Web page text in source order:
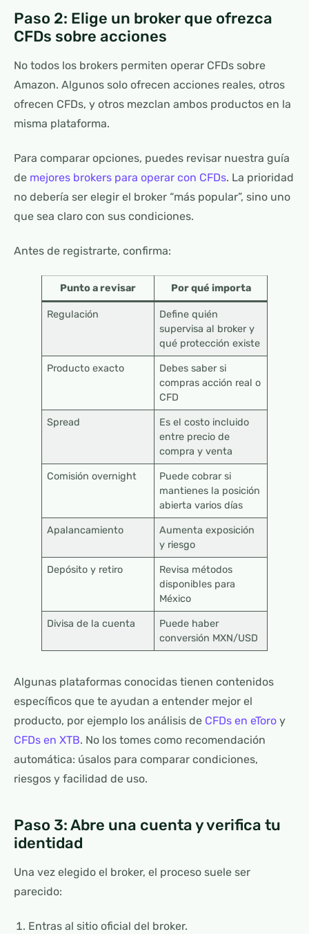
Paso 2: Elige un broker que ofrezca
CFDs sobre acciones
No todos los brokers permiten operar CFDs sobre
Amazon. Algunos solo ofrecen acciones reales, otros
ofrecen CFDs, y otros mezclan ambos productos en la
misma plataforma.
Para comparar opciones, puedes revisar nuestra guía
de mejores brokers para operar con CFDs. La prioridad
no debería ser elegir el broker “más popular”, sino uno
que sea claro con sus condiciones.
Antes de registrarte, confirma:
Punto a revisar Por qué importa
Regulación
Define quién
supervisa al broker y
qué protección existe
Producto exacto
Debes saber si
compras acción real o
CFD
Spread
Es el costo incluido
entre precio de
compra y venta
Comisión overnight
Puede cobrar si
mantienes la posición
abierta varios días
Apalancamiento
Aumenta exposición
y riesgo
Depósito y retiro
Revisa métodos
disponibles para
México
Divisa de la cuenta
Puede haber
conversión MXN/USD
Algunas plataformas conocidas tienen contenidos
específicos que te ayudan a entender mejor el
producto, por ejemplo los análisis de CFDs en eToro y
CFDs en XTB. No los tomes como recomendación
automática: úsalos para comparar condiciones,
riesgos y facilidad de uso.
Paso 3: Abre una cuenta y verifica tu
identidad
Una vez elegido el broker, el proceso suele ser
parecido:
Entras al sitio oficial del broker.